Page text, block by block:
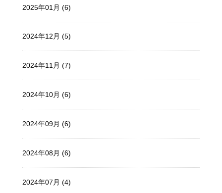
2025年01月 (6)
2024年12月 (5)
2024年11月 (7)
2024年10月 (6)
2024年09月 (6)
2024年08月 (6)
2024年07月 (4)